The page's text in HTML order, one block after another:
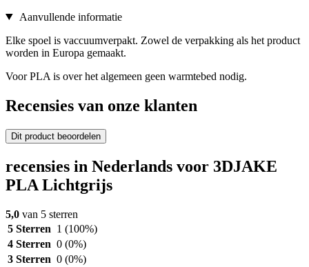
Aanvullende informatie
Elke spoel is vaccuumverpakt. Zowel de verpakking als het product
worden in Europa gemaakt.
Voor PLA is over het algemeen geen warmtebed nodig.
Recensies van onze klanten
Dit product beoordelen
recensies in Nederlands voor 3DJAKE
PLA Lichtgrijs
5,0 van 5 sterren
5 Sterren 1 (100%)
4 Sterren 0 (0%)
3 Sterren 0 (0%)